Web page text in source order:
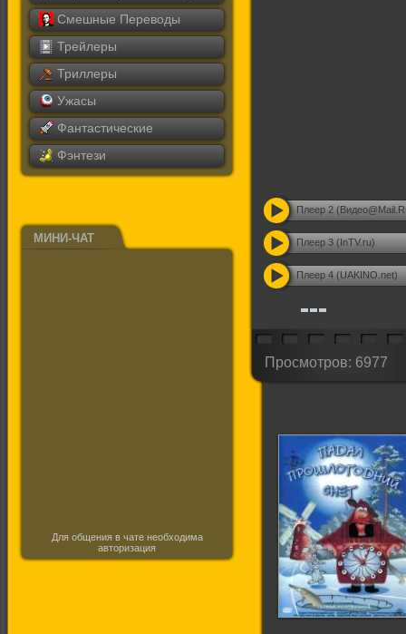
Смешные Переводы
Трейлеры
Триллеры
Ужасы
Фантастические
Фэнтези
МИНИ-ЧАТ
Для общения в чате необходима
авторизация
Плеер 2
Плеер 3 (InTV.ru)
Плеер 4 (UAKINO.net)
Просмотров: 6977